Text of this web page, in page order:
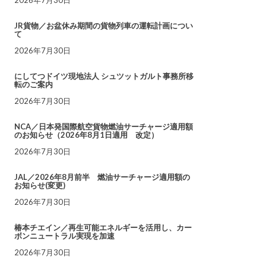
JR貨物／お盆休み期間の貨物列車の運転計画につい
て
2026年7月30日
にしてつドイツ現地法人 シュツットガルト事務所移
転のご案内
2026年7月30日
NCA／日本発国際航空貨物燃油サーチャージ適用額
のお知らせ（2026年8月1日適用 改定）
2026年7月30日
JAL／2026年8月前半 燃油サーチャージ適用額の
お知らせ(変更)
2026年7月30日
椿本チエイン／再生可能エネルギーを活用し、カー
ボンニュートラル実現を加速
2026年7月30日